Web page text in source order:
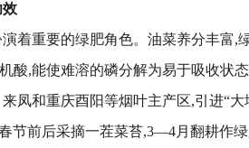
效
着重要的绿肥角色。油菜养分丰富,
酸,能使难溶的磷分解为易于吸收状
凤和重庆酉阳等烟叶主产区,引进“大
节前后采摘一茬菜苔,3—4月翻耕作